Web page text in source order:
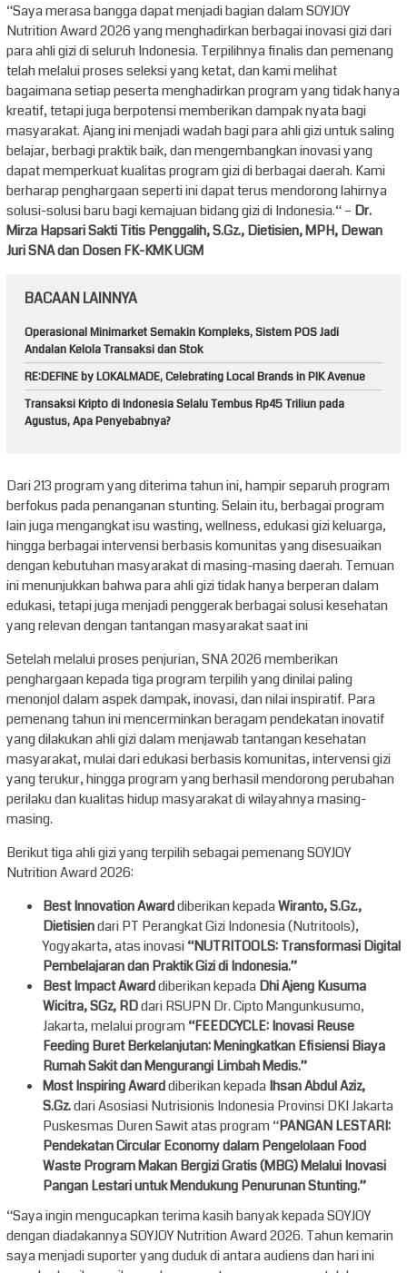
“Saya merasa bangga dapat menjadi bagian dalam SOYJOY
Nutrition Award 2026 yang menghadirkan berbagai inovasi gizi dari
para ahli gizi di seluruh Indonesia. Terpilihnya finalis dan pemenang
telah melalui proses seleksi yang ketat, dan kami melihat
bagaimana setiap peserta menghadirkan program yang tidak hanya
kreatif, tetapi juga berpotensi memberikan dampak nyata bagi
masyarakat. Ajang ini menjadi wadah bagi para ahli gizi untuk saling
belajar, berbagi praktik baik, dan mengembangkan inovasi yang
dapat memperkuat kualitas program gizi di berbagai daerah. Kami
berharap penghargaan seperti ini dapat terus mendorong lahirnya
solusi-solusi baru bagi kemajuan bidang gizi di Indonesia.“ – Dr.
Mirza Hapsari Sakti Titis Penggalih, S.Gz., Dietisien, MPH, Dewan
Juri SNA dan Dosen FK-KMK UGM
BACAAN LAINNYA
Operasional Minimarket Semakin Kompleks, Sistem POS Jadi
Andalan Kelola Transaksi dan Stok
RE:DEFINE by LOKALMADE, Celebrating Local Brands in PIK Avenue
Transaksi Kripto di Indonesia Selalu Tembus Rp45 Triliun pada
Agustus, Apa Penyebabnya?
Dari 213 program yang diterima tahun ini, hampir separuh program
berfokus pada penanganan stunting. Selain itu, berbagai program
lain juga mengangkat isu wasting, wellness, edukasi gizi keluarga,
hingga berbagai intervensi berbasis komunitas yang disesuaikan
dengan kebutuhan masyarakat di masing-masing daerah. Temuan
ini menunjukkan bahwa para ahli gizi tidak hanya berperan dalam
edukasi, tetapi juga menjadi penggerak berbagai solusi kesehatan
yang relevan dengan tantangan masyarakat saat ini
Setelah melalui proses penjurian, SNA 2026 memberikan
penghargaan kepada tiga program terpilih yang dinilai paling
menonjol dalam aspek dampak, inovasi, dan nilai inspiratif. Para
pemenang tahun ini mencerminkan beragam pendekatan inovatif
yang dilakukan ahli gizi dalam menjawab tantangan kesehatan
masyarakat, mulai dari edukasi berbasis komunitas, intervensi gizi
yang terukur, hingga program yang berhasil mendorong perubahan
perilaku dan kualitas hidup masyarakat di wilayahnya masing-
masing.
Berikut tiga ahli gizi yang terpilih sebagai pemenang SOYJOY
Nutrition Award 2026:
Best Innovation Awarddiberikan kepadaWiranto, S.Gz.,
Dietisiendari PT Perangkat Gizi Indonesia (Nutritools),
Yogyakarta, atas inovasi“NUTRITOOLS: Transformasi Digital
Pembelajaran dan Praktik Gizi di Indonesia.”
Best Impact Awarddiberikan kepadaDhi Ajeng Kusuma
Wicitra, SGz, RDdari RSUPN Dr. Cipto Mangunkusumo,
Jakarta, melalui program“FEEDCYCLE: Inovasi Reuse
Feeding Buret Berkelanjutan: Meningkatkan Efisiensi Biaya
Rumah Sakit dan Mengurangi Limbah Medis.”
Most Inspiring Awarddiberikan kepadaIhsan Abdul Aziz,
S.Gz.dari Asosiasi Nutrisionis Indonesia Provinsi DKI Jakarta
Puskesmas Duren Sawit atas program “PANGAN LESTARI:
Pendekatan Circular Economy dalam Pengelolaan Food
Waste Program Makan Bergizi Gratis (MBG) Melalui Inovasi
Pangan Lestari untuk Mendukung Penurunan Stunting.”
“Saya ingin mengucapkan terima kasih banyak kepada SOYJOY
dengan diadakannya SOYJOY Nutrition Award 2026. Tahun kemarin
saya menjadi suporter yang duduk di antara audiens dan hari ini